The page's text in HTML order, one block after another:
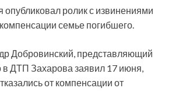
ролик с извинениями
семье погибшего.
Добровинский, представляющий
ДТП Захарова заявил 17 июня,
от компенсации от